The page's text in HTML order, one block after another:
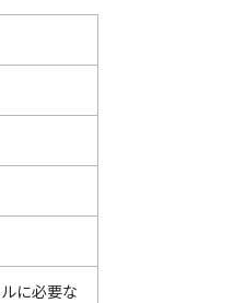
に必要な